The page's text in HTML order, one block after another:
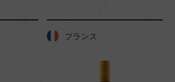
フランス